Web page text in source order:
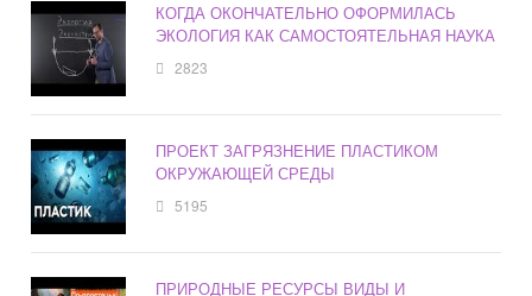
КОГДА ОКОНЧАТЕЛЬНО ОФОРМИЛАСЬ
ЭКОЛОГИЯ КАК САМОСТОЯТЕЛЬНАЯ НАУКА
2823
ПРОЕКТ ЗАГРЯЗНЕНИЕ ПЛАСТИКОМ
ОКРУЖАЮЩЕЙ СРЕДЫ
5195
ПРИРОДНЫЕ РЕСУРСЫ ВИДЫ И